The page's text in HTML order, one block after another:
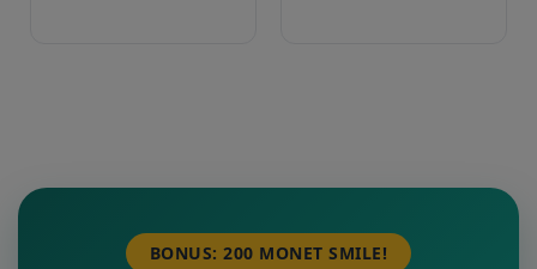
BONUS: 200 MONET SMILE!